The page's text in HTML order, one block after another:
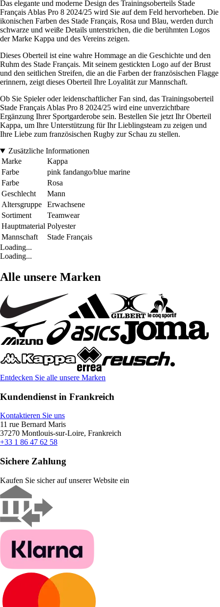
Das elegante und moderne Design des Trainingsoberteils Stade
Français Ablas Pro 8 2024/25 wird Sie auf dem Feld hervorheben. Die
ikonischen Farben des Stade Français, Rosa und Blau, werden durch
schwarze und weiße Details unterstrichen, die die berühmten Logos
der Marke Kappa und des Vereins zeigen.
Dieses Oberteil ist eine wahre Hommage an die Geschichte und den
Ruhm des Stade Français. Mit seinem gestickten Logo auf der Brust
und den seitlichen Streifen, die an die Farben der französischen Flagge
erinnern, zeigt dieses Oberteil Ihre Loyalität zur Mannschaft.
Ob Sie Spieler oder leidenschaftlicher Fan sind, das Trainingsoberteil
Stade Français Ablas Pro 8 2024/25 wird eine unverzichtbare
Ergänzung Ihrer Sportgarderobe sein. Bestellen Sie jetzt Ihr Oberteil
Kappa, um Ihre Unterstützung für Ihr Lieblingsteam zu zeigen und
Ihre Liebe zum französischen Rugby zur Schau zu stellen.
Zusätzliche Informationen
Marke
Kappa
Farbe
pink fandango/blue marine
Farbe
Rosa
Geschlecht
Mann
Altersgruppe
Erwachsene
Sortiment
Teamwear
Hauptmaterial Polyester
Mannschaft
Stade Français
Loading...
Loading...
Alle unsere Marken
Entdecken Sie alle unsere Marken
Kundendienst in Frankreich
Kontaktieren Sie uns
11 rue Bernard Maris
37270 Montlouis-sur-Loire, Frankreich
+33 1 86 47 62 58
Sichere Zahlung
Kaufen Sie sicher auf unserer Website ein